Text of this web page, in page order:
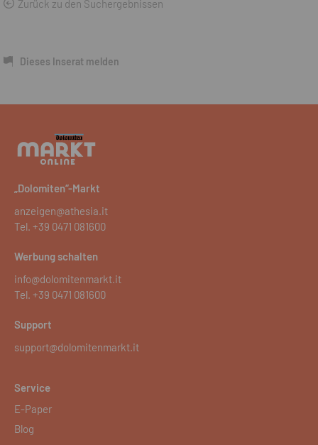
Zurück zu den Suchergebnissen
Dieses Inserat melden
„Dolomiten“-Markt
anzeigen@athesia.it
Tel. +39 0471 081600
Werbung schalten
info@dolomitenmarkt.it
Tel. +39 0471 081600
Support
support@dolomitenmarkt.it
Service
E-Paper
Blog